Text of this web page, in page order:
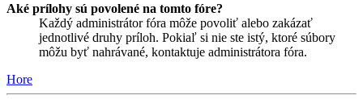
Aké prílohy sú povolené na tomto fóre?
Každý administrátor fóra môže povoliť alebo zakázať
jednotlivé druhy príloh. Pokiaľ si nie ste istý, ktoré súbory
môžu byť nahrávané, kontaktuje administrátora fóra.
Hore